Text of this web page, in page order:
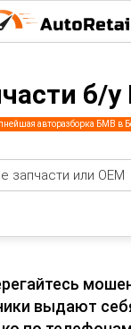
б/у
авторазборка БМВ в
выдают